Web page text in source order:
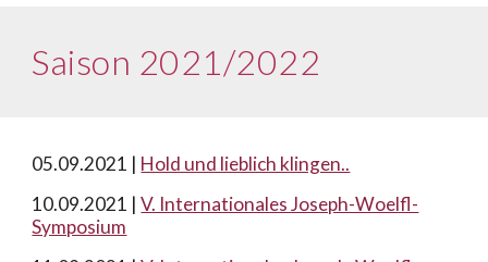
Saison 2021/2022
05.09.2021 | Hold und lieblich klingen..
10.09.2021 |V. Internationales Joseph-Woelfl-
Symposium